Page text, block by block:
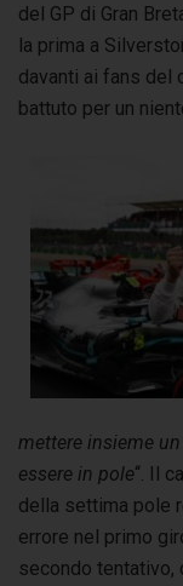
del GP di Gran
la prima a
davanti ai fans del
battuto per un
mettere insieme
essere in pole“. Il
della settima pole
errore nel primo
secondo tentativo,